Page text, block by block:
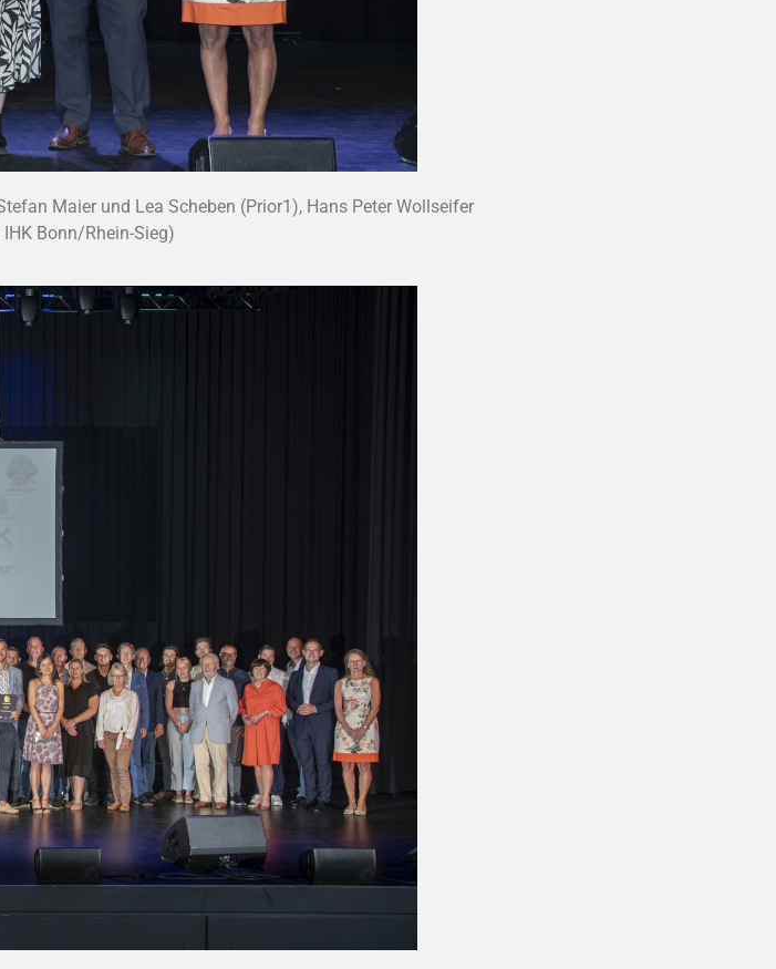
Maier und Lea Scheben (Prior1), Hans Peter Wollseifer
Bonn/Rhein-Sieg)